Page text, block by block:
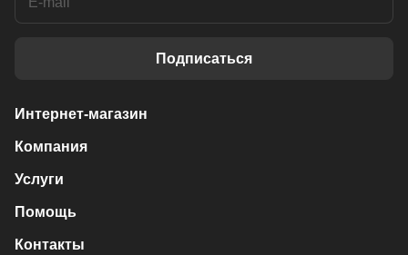
Подписаться
Интернет-магазин
Компания
Услуги
Помощь
Контакты